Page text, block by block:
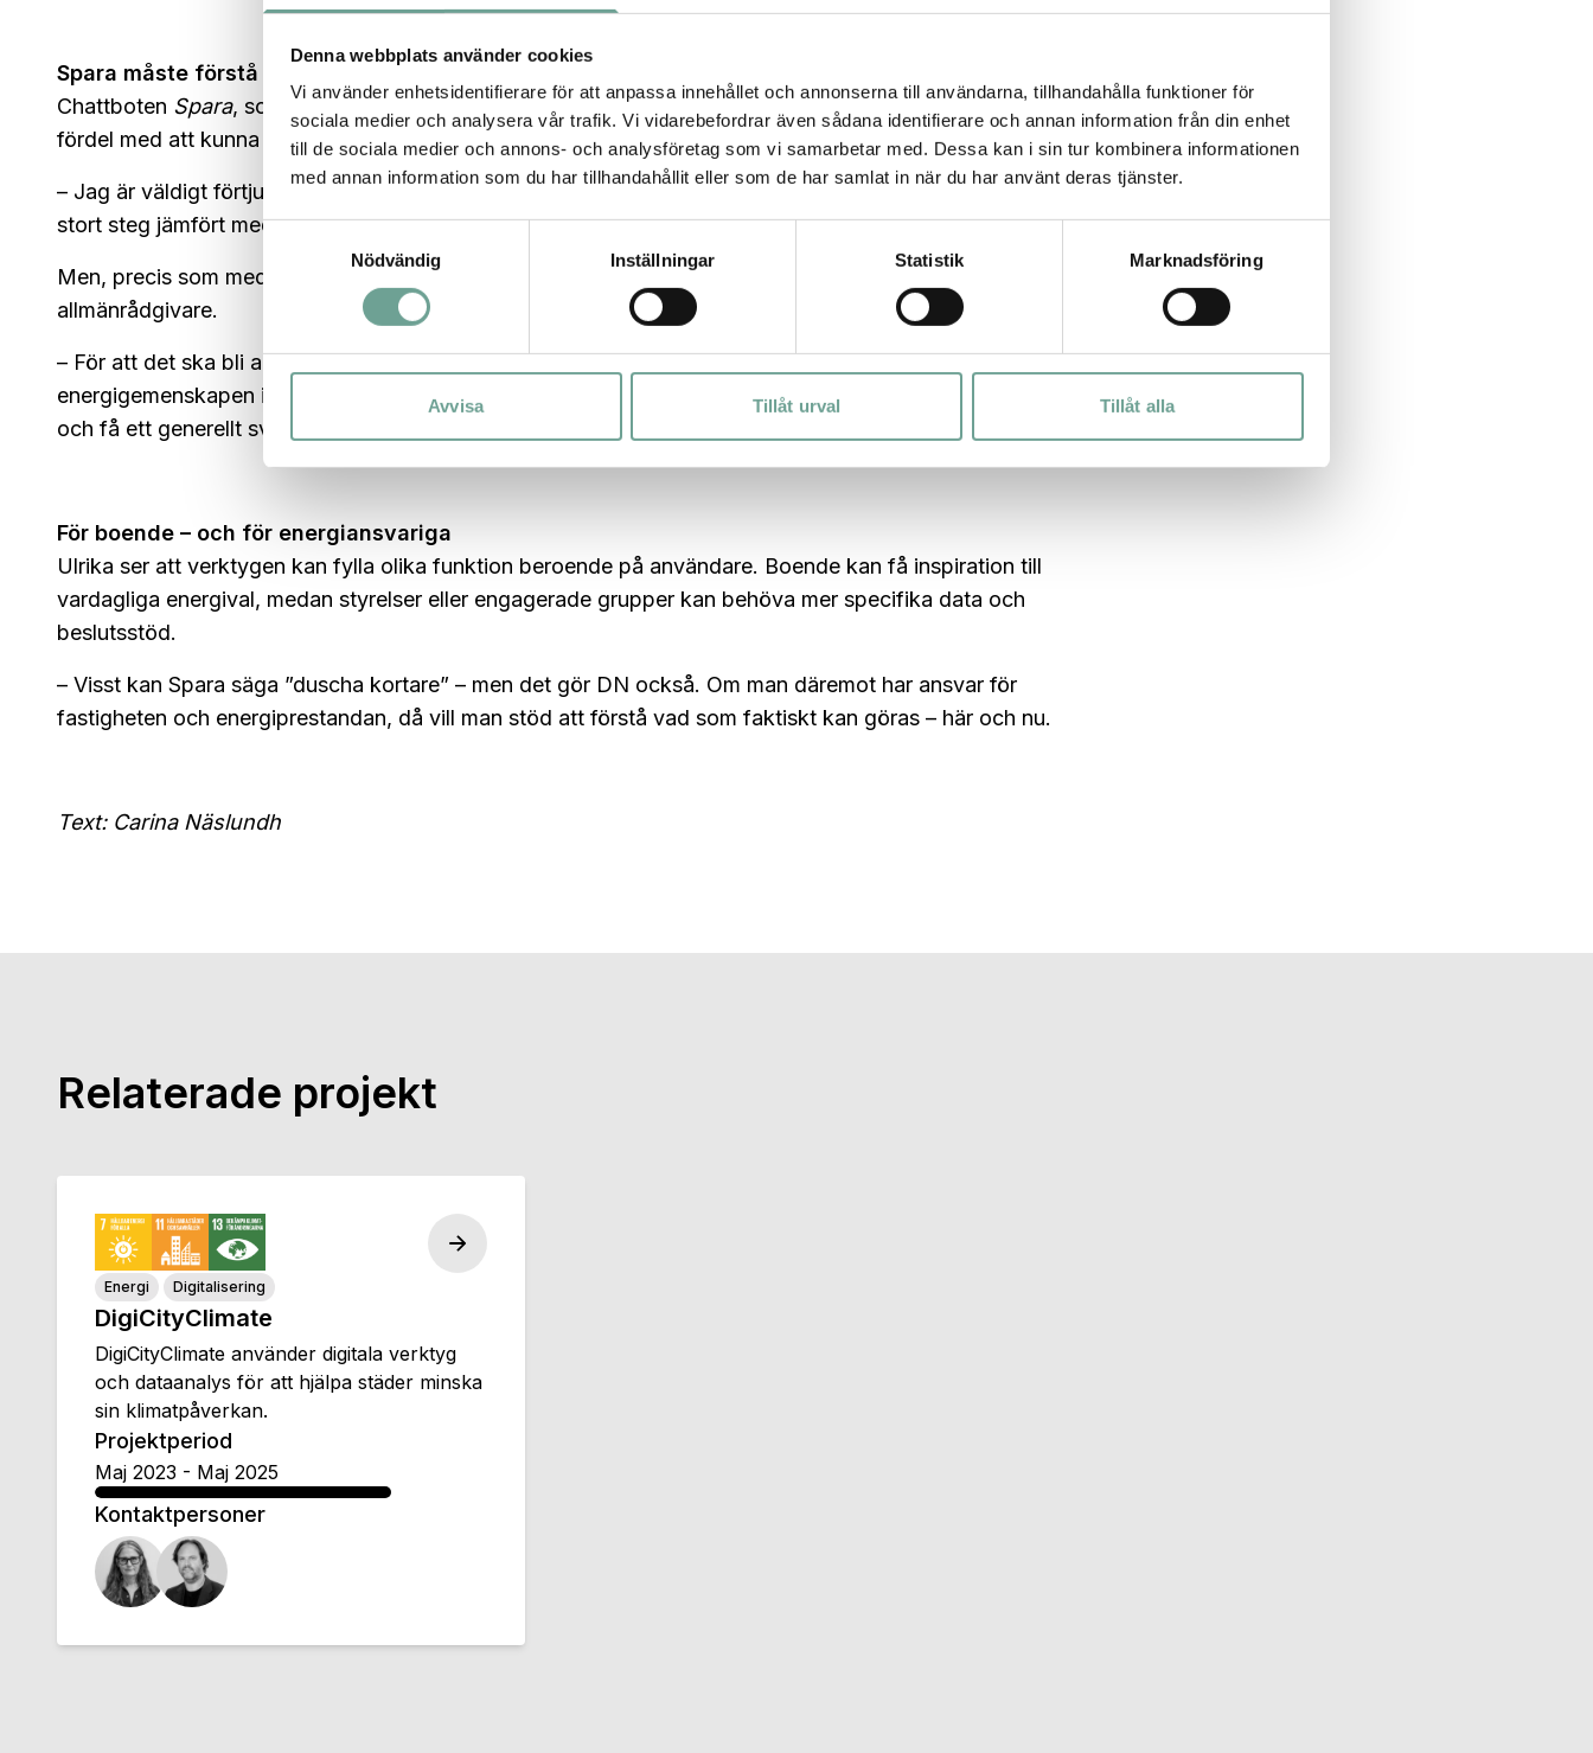
Denna webbplats använder cookies
Vi använder enhetsidentifierare för att anpassa innehållet och annonserna till användarna, tillhandahålla funktioner för
sociala medier och analysera vår trafik. Vi vidarebefordrar även sådana identifierare och annan information från din enhet
till de sociala medier och annons- och analysföretag som vi samarbetar med. Dessa kan i sin tur kombinera informationen
med annan information som du har tillhandahållit eller som de har samlat in när du har använt deras tjänster.
Samtyckesval
Nödvändig
Inställningar Statistik Marknadsföring
Avvisa Tillåt urval Tillåt alla
Spara måste förstå vår vardag
Chattboten Spara, som bygger på en språkmodell liknande ChatGPT, väckte också intresse. Ulrika ser en
fördel med att kunna formulera sina energifrågor i naturligt språk – och få svar som går att förstå.
– Jag är väldigt förtjust i de här språkmodellerna. Att man kan ha en dialog och prata om sitt problem är ett
stort steg jämfört med att leta information i tabeller eller tekniska dokument.
Men, precis som med kontrollrummet, ställer hon krav på att Spara
allmänrådgivare.
– För att det ska bli användbart i vår kontext behöver Spara kunna ta hänsyn till information inom
energigemenskapen i Hammarby Sjöstad. Annars är risken att man lika gärna kan fråga en vanlig chattbot
och få ett generellt svar.
För boende – och för energiansvariga
Ulrika ser att verktygen kan fylla olika funktion beroende på användare. Boende kan få inspiration till
vardagliga energival, medan styrelser eller engagerade grupper kan behöva mer specifika data och
beslutsstöd.
– Visst kan Spara säga ”duscha kortare” – men det gör DN också. Om man däremot har ansvar för
fastigheten och energiprestandan, då vill man stöd att förstå vad som faktiskt kan göras – här och nu.
Text: Carina Näslundh
Relaterade projekt
Energi Digitalisering
DigiCityClimate
DigiCityClimate använder digitala verktyg
och dataanalys för att hjälpa städer minska
sin klimatpåverkan.
Projektperiod
Maj 2023 - Maj 2025
Kontaktpersoner